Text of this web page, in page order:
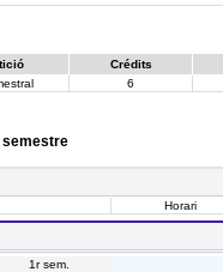
Crédits
6
semestre
Horari
1r sem.